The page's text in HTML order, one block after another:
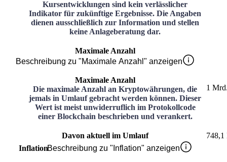
Kursentwicklungen sind kein verlässlicher
Indikator für zukünftige Ergebnisse. Die Angaben
dienen ausschließlich zur Information und stellen
keine Anlageberatung dar.
Maximale Anzahl
Beschreibung zu "Maximale Anzahl" anzeigen
Maximale Anzahl
Die maximale Anzahl an Kryptowährungen, die
jemals in Umlauf gebracht werden können. Dieser
Wert ist meist unwiderruflich im Protokollcode
einer Blockchain beschrieben und verankert.
1
Davon aktuell im Umlauf
InflationBeschreibung zu "Inflation" anzeigen